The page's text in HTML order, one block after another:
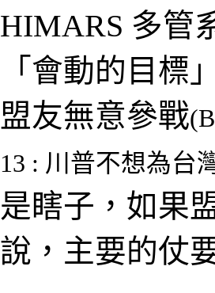
HIMARS 多管
「會動的目標
盟友無意參戰(
13 : 川普不想為台
是瞎子 ， 如果
說 ，主要的仗